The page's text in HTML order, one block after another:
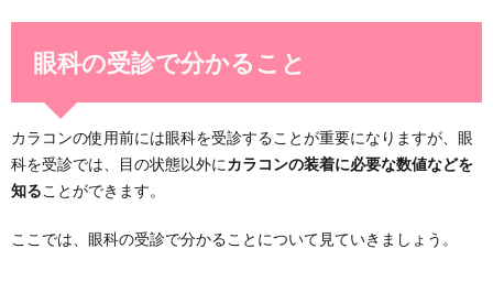
眼科の受診で分かること
カラコンの使用前には眼科を受診することが重要になりますが、眼
科を受診では、目の状態以外にカラコンの装着に必要な数値などを
知ることができます。
ここでは、眼科の受診で分かることについて見ていきましょう。